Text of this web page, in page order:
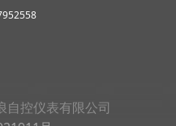
控仪表有限公司